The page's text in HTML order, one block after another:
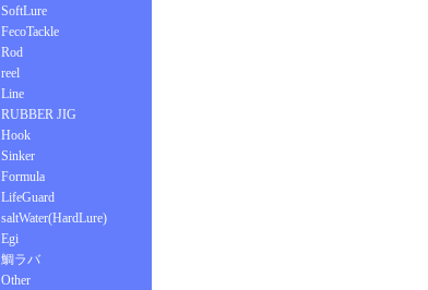
SoftLure
FecoTackle
Rod
reel
Line
RUBBER JIG
Hook
Sinker
Formula
LifeGuard
saltWater(HardLure)
Egi
鯛ラバ
Other